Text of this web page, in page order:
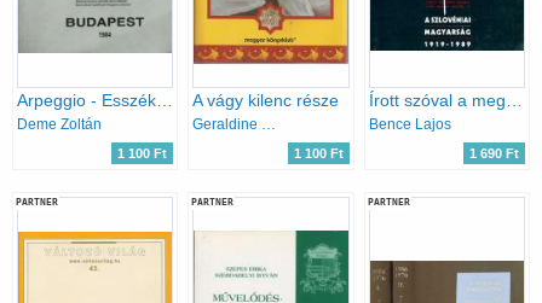
Deme Zoltán
1 100 Ft
A vágy kilenc része
Geraldine Brooks
1 100 Ft
Bence Lajos
1 690 Ft
PARTNER PARTNER PARTNER